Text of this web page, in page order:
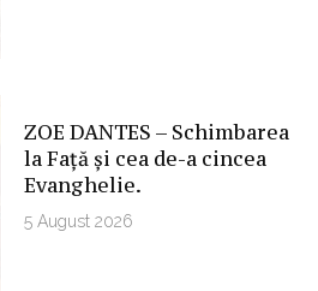
ZOE DANTES – Schimbarea
la Față și cea de-a cincea
Evanghelie.
5 August 2026